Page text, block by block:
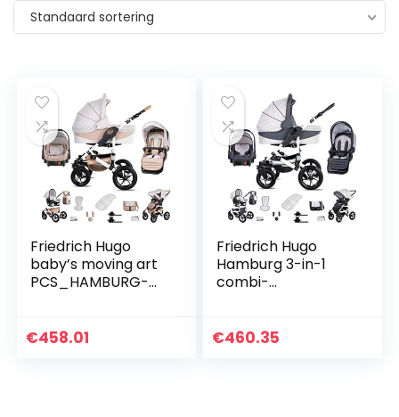
Standaard sortering
Friedrich Hugo
baby’s moving art
PCS_HAMBURG-
kinderwagen
€458.01
Friedrich Hugo
Hamburg 3-in-1
combi-
wit en grijs
€460.35